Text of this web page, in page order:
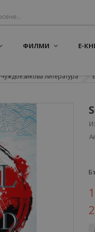
ФИЛМИ Е-
Чуждоезикова литература